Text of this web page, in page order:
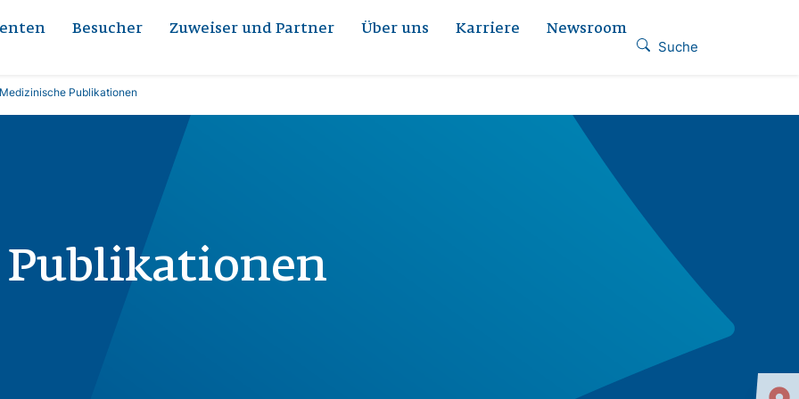
Besucher Zuweiser und Partner Über uns Karriere Newsroom
Suche
Medizinische Publikationen